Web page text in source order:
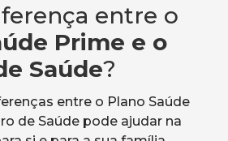
entre o
Prime e o
Saúde?
entre o Plano Saúde
de Saúde pode ajudar na